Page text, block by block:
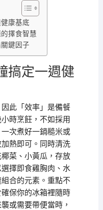
康基底
擇食智慧
鍵因子
搞定一週健
此「效率」是備餐
時烹飪，不如採用
一次煮好一鍋糙米或
熱即可。同時清洗
菜、小黃瓜，存放
擇即食雞胸肉、水
合的元素。重點不
保你的冰箱裡隨時
或需要帶便當時，